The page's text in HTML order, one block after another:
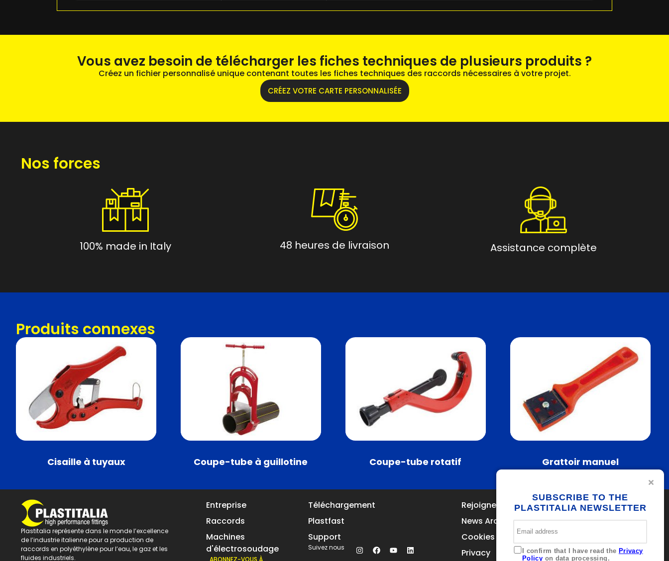
SUBSCRIBE TO THE
PLASTITALIA NEWSLETTER
I confirm that I have read the Privacy
Policy on data processing.
Vous avez besoin de télécharger les fiches techniques de plusieurs produits ?
Créez un fichier personnalisé unique contenant toutes les fiches techniques des raccords nécessaires à votre projet.
CRÉEZ VOTRE CARTE PERSONNALISÉE
Nos forces
100% made in Italy 48 heures de livraison Assistance complète
Produits connexes
Cisaille à tuyaux Coupe-tube à guillotine Coupe-tube rotatif Grattoir manuel
Plastitalia représente dans le monde l’excellence
de l’industrie italienne pour a production de
raccords en polyéthylène pour l’eau, le gaz et les
fluides industriels.
Entreprise
Raccords
Machines
d'électrosoudage
ABONNEZ-VOUS À
Téléchargement
Plastfast
Support
Suivez nous
Rejoignez-nous
News Archive
Cookies Policy
Privacy
Contacts
+39 0941 536311
info@plastitaliaspa.com